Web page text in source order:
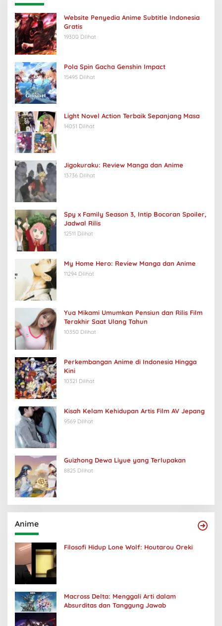
Website Penyedia Anime Subtitle Indonesia
Gratis
19300 Dilihat
Pola Spin Gacha Genshin Impact
15495 Dilihat
Light Novel Action Terbaik Sepanjang Masa
14051 Dilihat
Jigokuraku: Review Manga dan Anime
13736 Dilihat
Spy x Family Season 3, Intip Bocoran Spoiler,
Jadwal Rilis
12511 Dilihat
My Home Hero: Review Manga dan Anime
11294 Dilihat
Yua Mikami Umumkan Pensiun dan Rilis Film
Terakhir Saat Ulang Tahun
10350 Dilihat
Perkembangan Anime di Indonesia Hingga
Kini
10321 Dilihat
Kisah Kelam Kehidupan Artis Film AV Jepang
9569 Dilihat
Guizhong Dewa Liyue yang Terlupakan
8825 Dilihat
Anime
Filosofi Hidup Lone Wolf: Houtarou Oreki
Macross Delta: Menggali Arti dalam
Absurditas dan Tanggung Jawab